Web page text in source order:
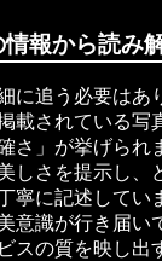
報から読み
に追う必要はあ
載されている写
さ」が挙げられ
しさを提示し、
寧に記述してい
意識が行き届い
スの質を映し出